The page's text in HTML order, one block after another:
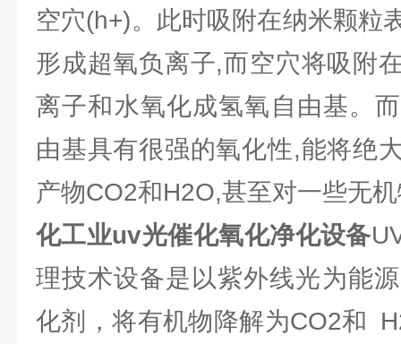
空穴(h+)。此时吸附在纳米颗粒
形成超氧负离子,而空穴将吸附
离子和水氧化成氢氧自由基。
由基具有很强的氧化性,能将绝
产物CO2和H2O,甚至对一些无
化工业uv光催化氧化净化设备
理技术设备是以紫外线光为能
化剂，将有机物降解为CO2和